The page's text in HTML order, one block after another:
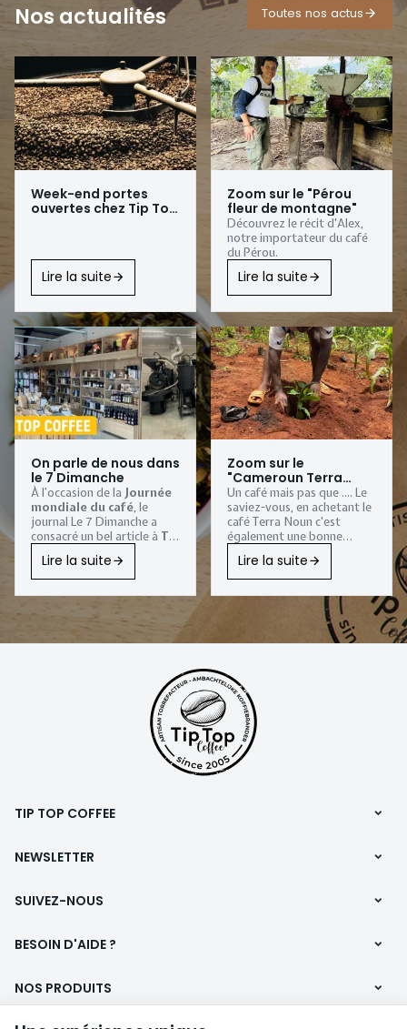
Nos actualités Toutes nos actus
Week-end portes
ouvertes chez Tip Top
Lire la suite
Zoom sur le "Pérou
fleur de montagne"
Découvrez le récit d'Alex,
notre importateur du café
du Pérou.
Lire la suite
On parle de nous dans
le 7 Dimanche
À l’occasion de la Journée
mondiale du café, le
journal Le 7 Dimanche a
consacré un bel article à Tip
torréfaction artisanale
installée àSombreffe
Une belle reconnaissance
entreprise
, qui torréfie
depuis plus de vingt ans
Lire la suite
Zoom sur le
"Cameroun Terra
Noun"
Un café mais pas que .... Le
saviez-vous, en achetant le
café Terra Noun c'est
également une bonne
Lire la suite
NEWSLETTER
SUIVEZ-NOUS
TIP TOP COFFEE
BESOIN D'AIDE ?
NOS PRODUITS